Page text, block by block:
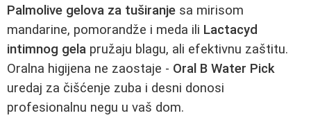
Palmolive gelova za tuširanje sa mirisom
mandarine, pomorandže i meda ili Lactacyd
intimnog gela pružaju blagu, ali efektivnu zaštitu.
Oralna higijena ne zaostaje - Oral B Water Pick
uredaj za čišćenje zuba i desni donosi
profesionalnu negu u vaš dom.